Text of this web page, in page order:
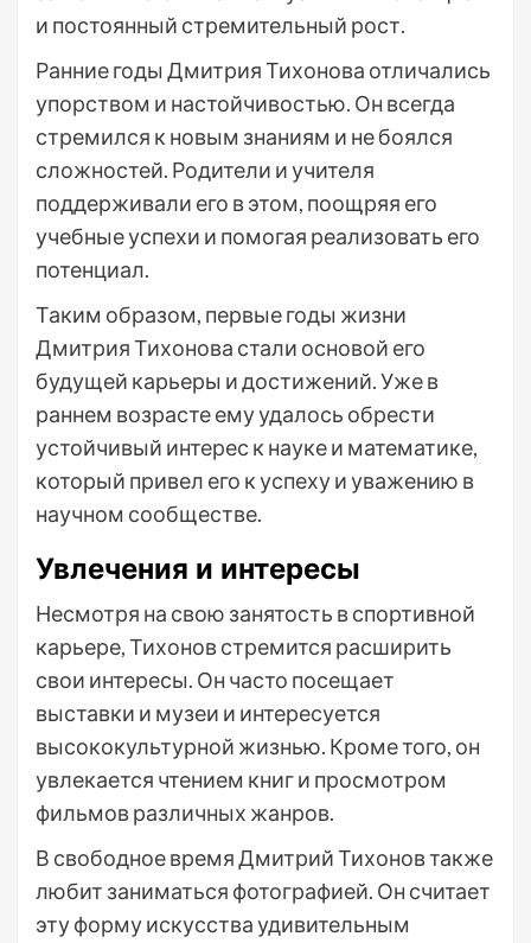
и постоянный стремительный рост.
Ранние годы Дмитрия Тихонова отличались
упорством и настойчивостью. Он всегда
стремился к новым знаниям и не боялся
сложностей. Родители и учителя
поддерживали его в этом, поощряя его
учебные успехи и помогая реализовать его
потенциал.
Таким образом, первые годы жизни
Дмитрия Тихонова стали основой его
будущей карьеры и достижений. Уже в
раннем возрасте ему удалось обрести
устойчивый интерес к науке и математике,
который привел его к успеху и уважению в
научном сообществе.
Увлечения и интересы
Несмотря на свою занятость в спортивной
карьере, Тихонов стремится расширить
свои интересы. Он часто посещает
выставки и музеи и интересуется
высококультурной жизнью. Кроме того, он
увлекается чтением книг и просмотром
фильмов различных жанров.
В свободное время Дмитрий Тихонов также
любит заниматься фотографией. Он считает
эту форму искусства удивительным